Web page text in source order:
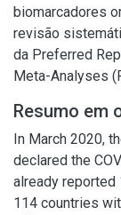
biomarcadores
revisão
da Preferred
Meta-Analyses
Resumo em
In March 2020,
declared the
already reported
114 countries